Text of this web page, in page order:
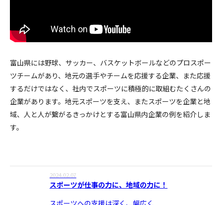
富山県には野球、サッカー、バスケットボールなどのプロスポー
ツチームがあり、地元の選手やチームを応援する企業、また応援
するだけではなく、社内でスポーツに積極的に取組むたくさんの
企業があります。地元スポーツを支え、またスポーツを企業と地
域、人と人が繋がるきっかけとする富山県内企業の例を紹介しま
す。
2024.02.07
スポーツが仕事の力に、地域の力に！
スポーツへの支援は深く、幅広く